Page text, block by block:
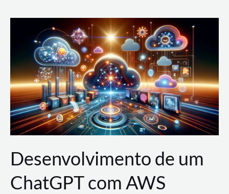
Nuvem:
Google
Cloud,
AWS
e
Azure
Desenvolvimento de um
ChatGPT com AWS